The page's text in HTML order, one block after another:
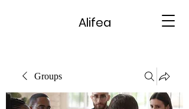
Alifea
Groups